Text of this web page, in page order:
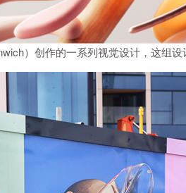
）创作的一系列视觉设计，这组